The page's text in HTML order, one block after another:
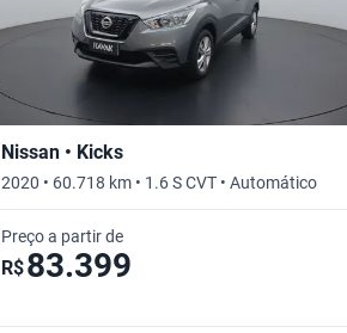
Nissan • Kicks
2020 • 60.718 km • 1.6 S CVT • Automático
Preço a partir de
R$83.399